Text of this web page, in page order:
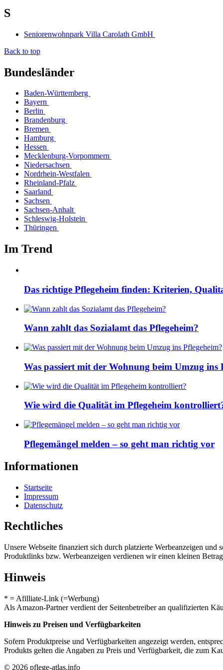
S
Seniorenwohnpark Villa Carolath GmbH
Back to top
Bundesländer
Baden-Württemberg
Bayern
Berlin
Brandenburg
Bremen
Hamburg
Hessen
Mecklenburg-Vorpommern
Niedersachsen
Nordrhein-Westfalen
Rheinland-Pfalz
Saarland
Sachsen
Sachsen-Anhalt
Schleswig-Holstein
Thüringen
Im Trend
Das richtige Pflegeheim finden: Kriterien,
Wann zahlt das Sozialamt das Pflegeheim?
Was passiert mit der Wohnung beim Umzug ins
Wie wird die Qualität im Pflegeheim
Pflegemängel melden – so geht man richtig vor
Informationen
Startseite
Impressum
Datenschutz
Rechtliches
Unsere Webseite finanziert sich durch platzierte Werbeanzeigen
Produktlinks bzw. Werbeanzeigen verdienen wir einen kleinen
Hinweis
* = Afilliate-Link (=Werbung)
Als Amazon-Partner verdient der Seitenbetreiber an qualifizierten
Hinweis zu Preisen und Verfügbarkeiten
Sofern Produktpreise und Verfügbarkeiten angezeigt werden,
Produkts gelten die Angaben zu Preis und Verfügbarkeit, die zum
© 2026 pflege-atlas.info